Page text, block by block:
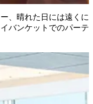
、晴れた日には遠くに
バンケットでのパーテ